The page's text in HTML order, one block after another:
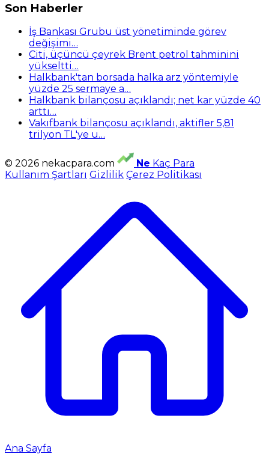
Son Haberler
İş Bankası Grubu üst yönetiminde görev
değişimi…
Citi, üçüncü çeyrek Brent petrol tahminini
yükseltti…
Halkbank'tan borsada halka arz yöntemiyle
yüzde 25 sermaye a…
Halkbank bilançosu açıklandı; net kar yüzde 40
arttı…
Vakıfbank bilançosu açıklandı, aktifler 5,81
trilyon TL'ye u…
© 2026 nekacpara.com Ne Kaç Para
Kullanım Şartları Gizlilik Çerez Politikası
Ana Sayfa